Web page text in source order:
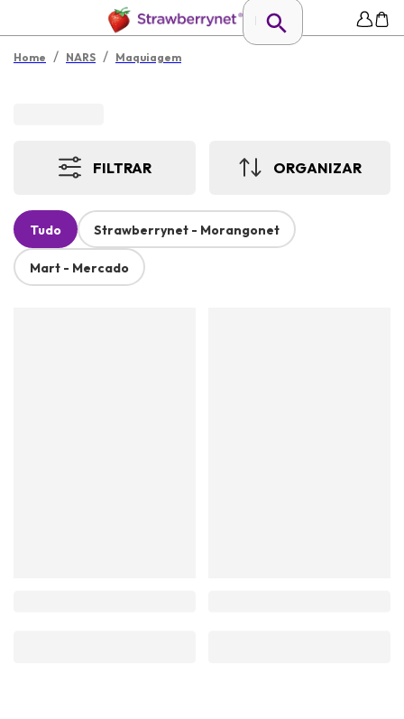
Home / NARS / Maquiagem
FILTRAR ORGANIZAR
Tudo Strawberrynet - Morangonet
Mart - Mercado